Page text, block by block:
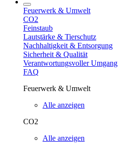
Feuerwerk & Umwelt
CO2
Feinstaub
Lautstärke & Tierschutz
Nachhaltigkeit & Entsorgung
Sicherheit & Qualität
Verantwortungsvoller Umgang
FAQ
Feuerwerk & Umwelt
Alle anzeigen
CO2
Alle anzeigen